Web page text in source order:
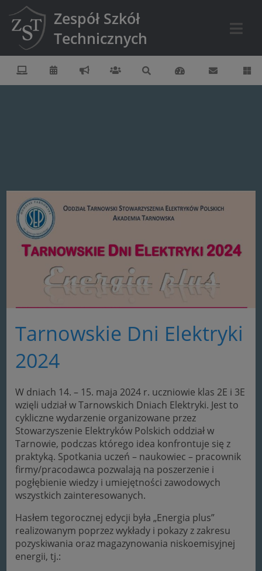
Zespół Szkół
Technicznych
Tarnowskie Dni Elektryki
2024
W dniach 14. – 15. maja 2024 r. uczniowie klas 2E i 3E
wzięli udział w Tarnowskich Dniach Elektryki. Jest to
cykliczne wydarzenie organizowane przez
Stowarzyszenie Elektryków Polskich oddział w
Tarnowie, podczas którego idea konfrontuje się z
praktyką. Spotkania uczeń – naukowiec – pracownik
firmy/pracodawca pozwalają na poszerzenie i
pogłębienie wiedzy i umiejętności zawodowych
wszystkich zainteresowanych.
Hasłem tegorocznej edycji była „Energia plus”
realizowanym poprzez wykłady i pokazy z zakresu
pozyskiwania oraz magazynowania niskoemisyjnej
energii, tj.: